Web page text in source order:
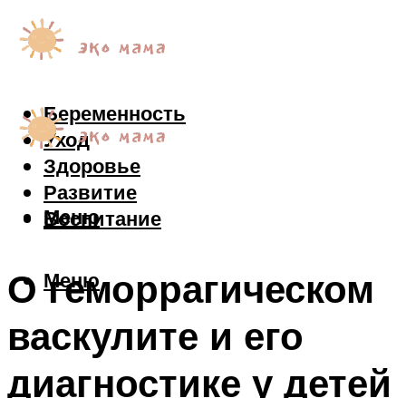
Беременность
Уход
Здоровье
Развитие
Воспитание
Меню
Меню
О геморрагическом
васкулите и его
диагностике у детей